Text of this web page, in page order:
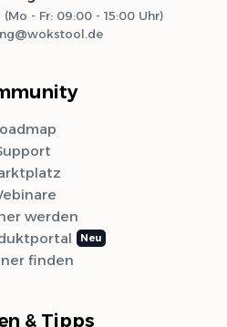
- Fr: 09:00 - 15:00 Uhr)
werden
finden
& Tipps